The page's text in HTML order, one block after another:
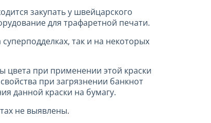
закупать у швейцарского
для трафаретной печати.
так и на некоторых
цвета при применении этой краски
при загрязнении банкнот
данной краски на бумагу.
не выявлены.